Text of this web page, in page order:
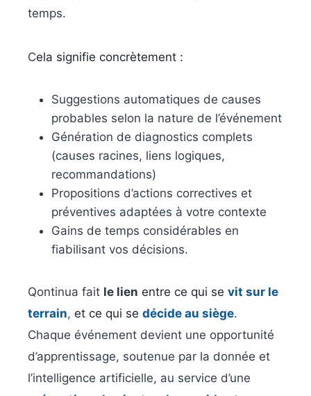
temps.
Cela signifie concrètement :
Suggestions automatiques de causes
probables selon la nature de l’événement
Génération de diagnostics complets
(causes racines, liens logiques,
recommandations)
Propositions d’actions correctives et
préventives adaptées à votre contexte
Gains de temps considérables en
fiabilisant vos décisions.
Qontinua fait le lien entre ce qui se vit sur le
terrain, et ce qui se décide au siège.
Chaque événement devient une opportunité
d’apprentissage, soutenue par la donnée et
l’intelligence artificielle, au service d’une